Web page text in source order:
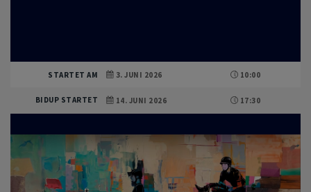
STARTET AM 3. JUNI 2026 10:00
BIDUP STARTET 14. JUNI 2026 17:30